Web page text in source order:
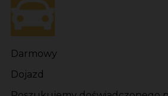
Darmowy
Dojazd